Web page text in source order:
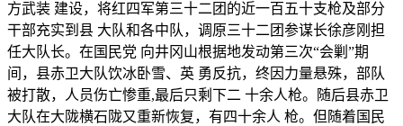
方武装 建设，将红四军第三十二团的近一百五十支枪及部分
干部充实到县 大队和各中队，调原三十二团参谋长徐彦刚担
任大队长。在国民党 向井冈山根据地发动第三次“会剿”期
间，县赤卫大队饮冰卧雪、英 勇反抗，终因力量悬殊，部队
被打散，人员伤亡惨重,最后只剩下二 十余人枪。随后县赤卫
大队在大陇横石陇又重新恢复，有四十余人 枪。但随着国民